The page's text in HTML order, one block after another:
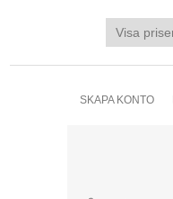
SKAPA KONTO